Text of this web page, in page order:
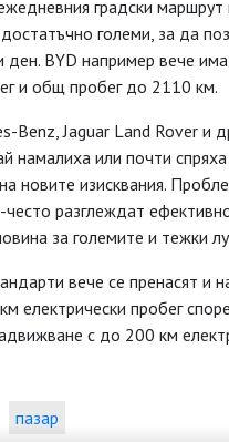
градски
големи, за да
ден. BYD например вече
и общ пробег до 2110 км.
Benz, Jaguar Land Rover и
намалиха или почти
новите изисквания.
разглеждат
за големите и тежки
вече се пренасят и
електрически пробег
с до 200 км
пазар